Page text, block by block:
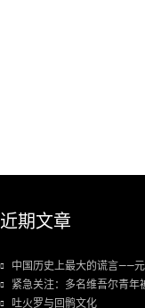
近期文章
中国历史上最大的谎言——
紧急关注：多名维吾尔青
吐火罗与回鹘文化